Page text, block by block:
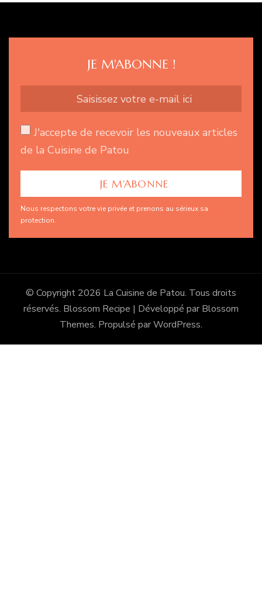
JE M'ABONNE !
J'accepte de recevoir les nouveaux articles
de la Cuisine de Patou
Nous respectons votre vie privée et prenons au sérieux sa
protection.
© Copyright 2026 La Cuisine de Patou. Tous droits
réservés. Blossom Recipe | Développé par Blossom
Themes. Propulsé parWordPress.